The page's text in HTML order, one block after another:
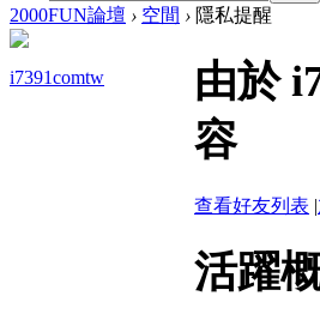
2000FUN論壇 › 空間 › 隱私提醒
i7391comtw
由於
容
查看好友列表 |
活躍